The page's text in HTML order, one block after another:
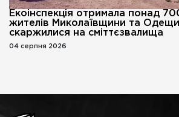
Екоінспекція отримала понад
жителів Миколаївщини та
скаржилися на сміттєзвалища
04 серпня 2026